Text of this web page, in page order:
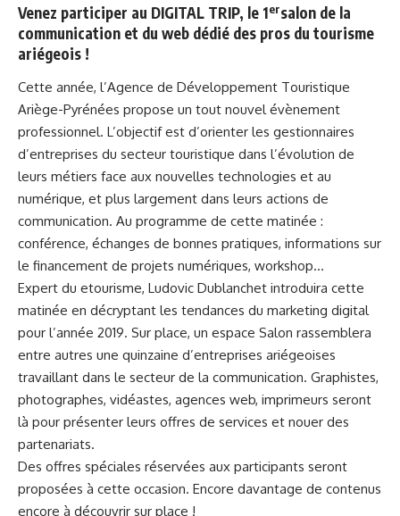
Venez participer au DIGITAL TRIP, le 1ersalon de la
communication et du web dédié des pros du tourisme
ariégeois !
Cette année, l’Agence de Développement Touristique
Ariège-Pyrénées propose un tout nouvel évènement
professionnel. L’objectif est d’orienter les gestionnaires
d’entreprises du secteur touristique dans l’évolution de
leurs métiers face aux nouvelles technologies et au
numérique, et plus largement dans leurs actions de
communication. Au programme de cette matinée :
conférence, échanges de bonnes pratiques, informations sur
le financement de projets numériques, workshop…
Expert du etourisme, Ludovic Dublanchet introduira cette
matinée en décryptant les tendances du marketing digital
pour l’année 2019. Sur place, un espace Salon rassemblera
entre autres une quinzaine d’entreprises ariégeoises
travaillant dans le secteur de la communication. Graphistes,
photographes, vidéastes, agences web, imprimeurs seront
là pour présenter leurs offres de services et nouer des
partenariats.
Des offres spéciales réservées aux participants seront
proposées à cette occasion. Encore davantage de contenus
encore à découvrir sur place !